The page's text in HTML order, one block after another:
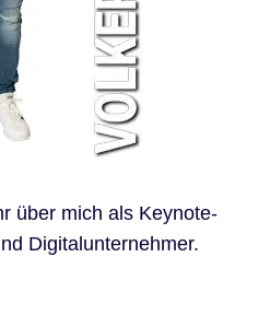
über mich als Keynote-
Digitalunternehmer.